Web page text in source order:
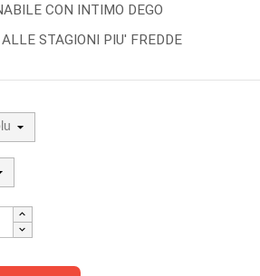
CON INTIMO DEGO
STAGIONI PIU' FREDDE